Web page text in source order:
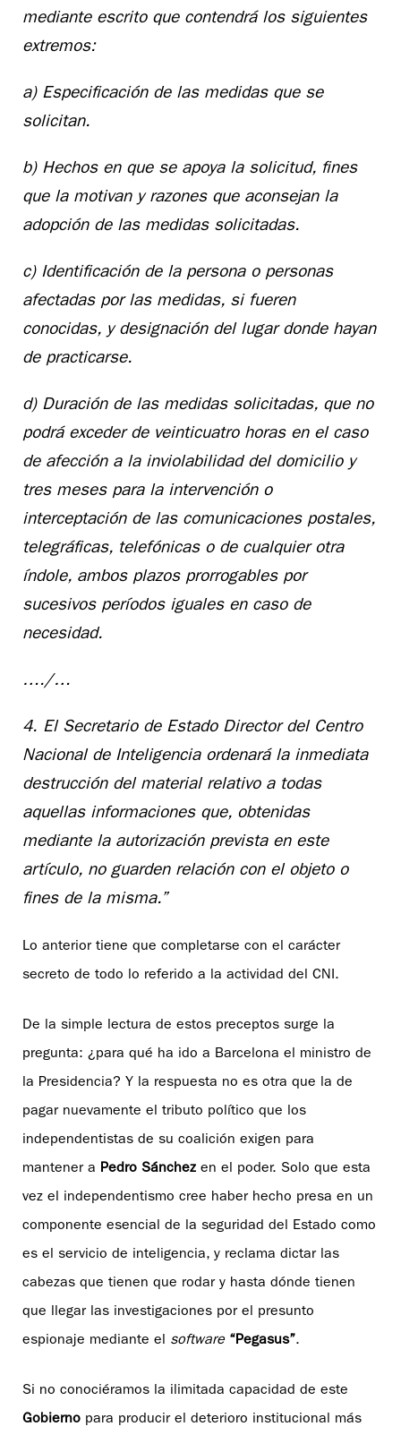
mediante escrito que contendrá los siguientes
extremos:
a) Especificación de las medidas que se
solicitan.
b) Hechos en que se apoya la solicitud, fines
que la motivan y razones que aconsejan la
adopción de las medidas solicitadas.
c) Identificación de la persona o personas
afectadas por las medidas, si fueren
conocidas, y designación del lugar donde hayan
de practicarse.
d) Duración de las medidas solicitadas, que no
podrá exceder de veinticuatro horas en el caso
de afección a la inviolabilidad del domicilio y
tres meses para la intervención o
interceptación de las comunicaciones postales,
telegráficas, telefónicas o de cualquier otra
índole, ambos plazos prorrogables por
sucesivos períodos iguales en caso de
necesidad.
…./…
4. El Secretario de Estado Director del Centro
Nacional de Inteligencia ordenará la inmediata
destrucción del material relativo a todas
aquellas informaciones que, obtenidas
mediante la autorización prevista en este
artículo, no guarden relación con el objeto o
fines de la misma.”
Lo anterior tiene que completarse con el carácter
secreto de todo lo referido a la actividad del CNI.
De la simple lectura de estos preceptos surge la
pregunta: ¿para qué ha ido a Barcelona el ministro de
la Presidencia? Y la respuesta no es otra que la de
pagar nuevamente el tributo político que los
independentistas de su coalición exigen para
mantener a Pedro Sánchez en el poder. Solo que esta
vez el independentismo cree haber hecho presa en un
componente esencial de la seguridad del Estado como
es el servicio de inteligencia, y reclama dictar las
cabezas que tienen que rodar y hasta dónde tienen
que llegar las investigaciones por el presunto
espionaje mediante el software “Pegasus”.
Si no conociéramos la ilimitada capacidad de este
Gobierno para producir el deterioro institucional más